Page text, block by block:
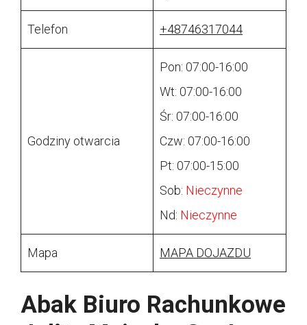
Telefon +48746317044
Godziny otwarcia
Pon: 07:00-16:00
Wt: 07:00-16:00
Śr: 07:00-16:00
Czw: 07:00-16:00
Pt: 07:00-15:00
Sob: Nieczynne
Nd: Nieczynne
Mapa MAPA DOJAZDU
Abak Biuro Rachunkowe